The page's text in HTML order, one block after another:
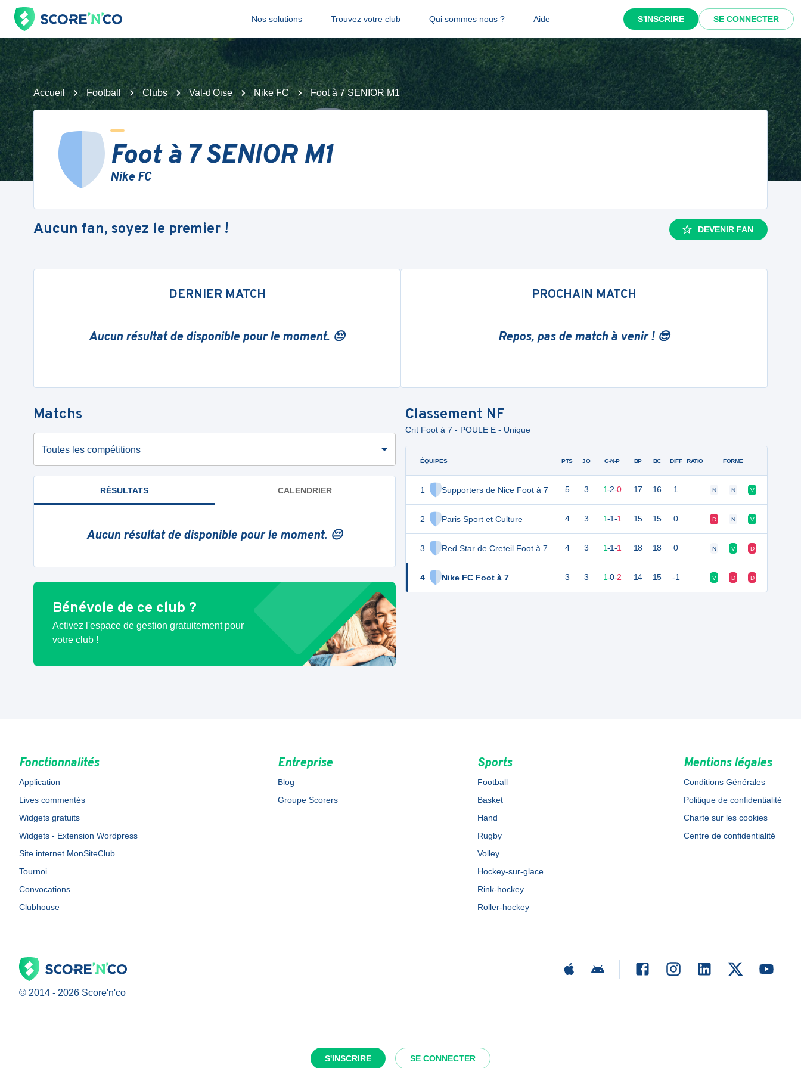
Nos solutions Trouvez votre club Qui sommes nous ? Aide S'INSCRIRE SE CONNECTER
S'INSCRIRE SE CONNECTER
Accueil Football Clubs Val-d'Oise Nike FC Foot à 7 SENIOR M1
Foot à 7 SENIOR M1
Nike FC
Aucun fan, soyez le premier ! DEVENIR FAN
DERNIER MATCH
Aucun résultat de disponible pour le moment. 😔
PROCHAIN MATCH
Repos, pas de match à venir ! 😎
Matchs
Toutes les compétitions
RÉSULTATS CALENDRIER
Aucun résultat de disponible pour le moment. 😔
Bénévole de ce club ?
Activez l'espace de gestion gratuitement pour
votre club !
Classement NF
Crit Foot à 7 - POULE E - Unique
ÉQUIPES
1 Supporters de Nice Foot à 7
2 Paris Sport et Culture
3 Red Star de Creteil Foot à 7
4 Nike FC Foot à 7
PTS JO G-N-P BP BC DIFF RATIO FORME
5 3 1-2-0 17 16 1 N N V
4 3 1-1-1 15 15 0 D N V
4 3 1-1-1 18 18 0 N V D
3 3 1-0-2 14 15 -1 V D D
Fonctionnalités
Application
Lives commentés
Widgets gratuits
Widgets - Extension Wordpress
Site internet MonSiteClub
Tournoi
Convocations
Clubhouse
Entreprise
Blog
Groupe Scorers
Sports
Football
Basket
Hand
Rugby
Volley
Hockey-sur-glace
Rink-hockey
Roller-hockey
Mentions légales
Conditions Générales
Politique de confidentialité
Charte sur les cookies
Centre de confidentialité
© 2014 - 2026 Score'n'co